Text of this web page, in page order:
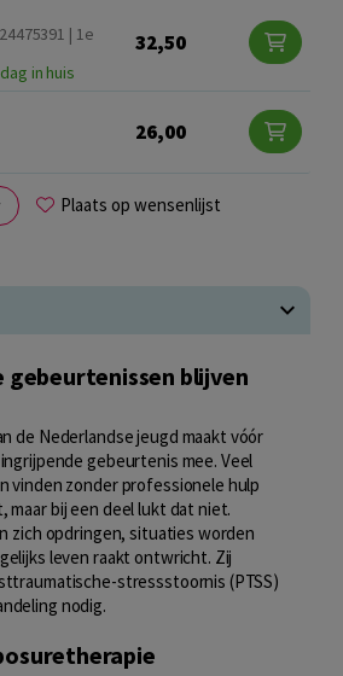
| 1e
in huis
32,50
26,00
Plaats op wensenlijst
gebeurtenissen blijven
de Nederlandse jeugd maakt vóór
gebeurtenis mee. Veel
vinden zonder professionele hulp
maar bij een deel lukt dat niet.
zich opdringen, situaties worden
leven raakt ontwricht. Zij
stressstoornis (PTSS)
nodig.